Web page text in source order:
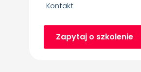
Kontakt
Zapytaj o szkolenie